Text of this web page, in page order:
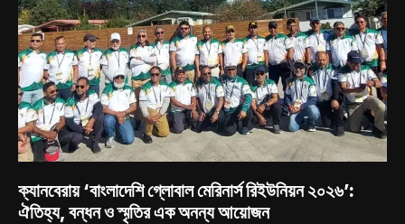
ক্যানবেরায় ‘বাংলাদেশি গ্লোবাল মেরিনার্স রিইউনিয়ন ২০২৬’:
ঐতিহ্য, বন্ধন ও স্মৃতির এক অনন্য আয়োজন